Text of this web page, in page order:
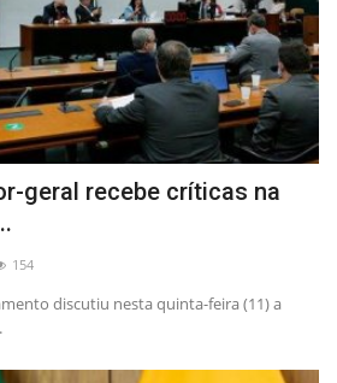
geral recebe críticas na
154
discutiu nesta quinta-feira (11) a